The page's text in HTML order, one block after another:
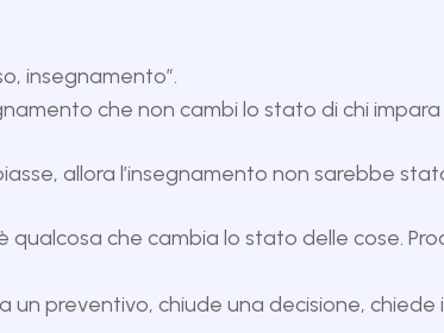
insegnamento”.
che non cambi lo stato di chi
allora l’insegnamento non sarebbe
qualcosa che cambia lo stato delle cose.
un preventivo, chiude una decisione,